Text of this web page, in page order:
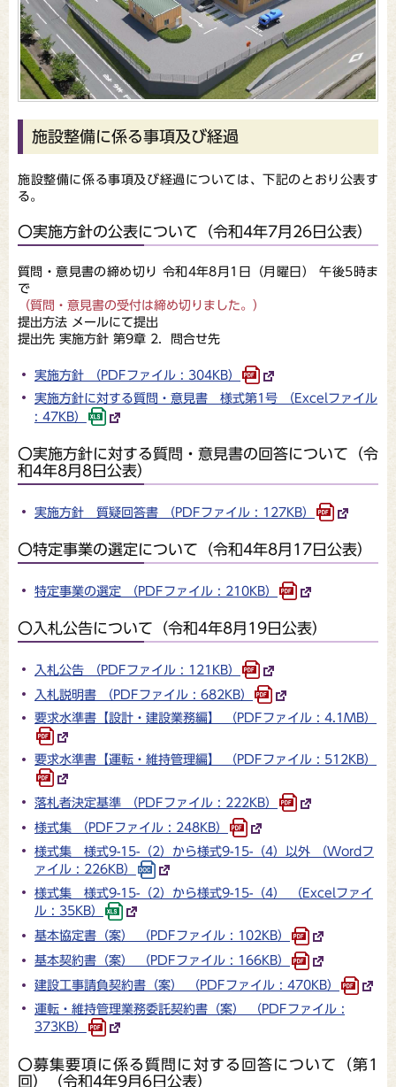
施設整備に係る事項及び経過
施設整備に係る事項及び経過については、下記のとおり公表す
る。
〇実施方針の公表について（令和4年7月26日公表）
質問・意見書の締め切り 令和4年8月1日（月曜日） 午後5時ま
で
（質問・意見書の受付は締め切りました。）
提出方法 メールにて提出
提出先 実施方針 第9章 2．問合せ先
実施方針 （PDFファイル : 304KB）
実施方針に対する質問・意見書 様式第1号 （Excelファイル
: 47KB）
〇実施方針に対する質問・意見書の回答について（令
和4年8月8日公表）
実施方針 質疑回答書 （PDFファイル : 127KB）
〇特定事業の選定について（令和4年8月17日公表）
特定事業の選定 （PDFファイル : 210KB）
〇入札公告について（令和4年8月19日公表）
入札公告 （PDFファイル : 121KB）
入札説明書 （PDFファイル : 682KB）
要求水準書【設計・建設業務編】 （PDFファイル : 4.1MB）
要求水準書【運転・維持管理編】 （PDFファイル : 512KB）
落札者決定基準 （PDFファイル : 222KB）
様式集 （PDFファイル : 248KB）
様式集 様式9-15-（2）から様式9-15-（4）以外 （Wordフ
ァイル : 226KB）
様式集 様式9-15-（2）から様式9-15-（4） （Excelファイ
ル : 35KB）
基本協定書（案） （PDFファイル : 102KB）
基本契約書（案） （PDFファイル : 166KB）
建設工事請負契約書（案） （PDFファイル : 470KB）
運転・維持管理業務委託契約書（案） （PDFファイル :
373KB）
〇募集要項に係る質問に対する回答について（第1
回）（令和4年9月6日公表）